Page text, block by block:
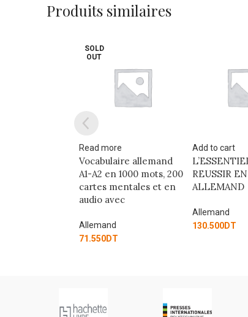
Produits similaires
Add to cart
L’ESSENTIEL POUR
REUSSIR EN
ALLEMAND
130.500DT
Add to cart
LOGISCH!
Allemand